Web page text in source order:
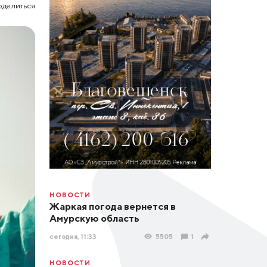
НОВОСТИ
Жаркая погода вернется в
Амурскую область
сегодня, 11:33 5505 1
НОВОСТИ